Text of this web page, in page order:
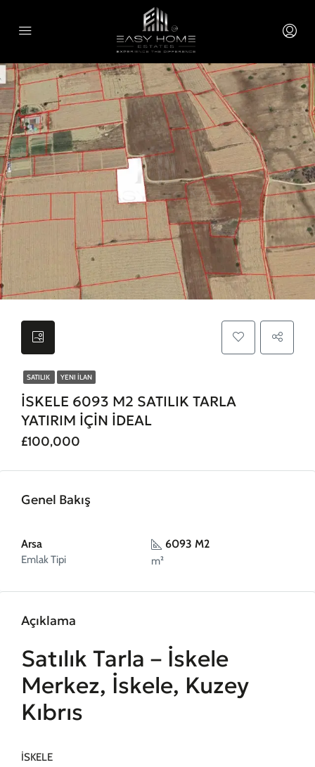
SATILIK YENI İLAN
İSKELE 6093 M2 SATILIK TARLA
YATIRIM İÇİN İDEAL
£100,000
Genel Bakış
Arsa
Emlak Tipi
6093 M2
m²
Açıklama
Satılık Tarla – İskele
Merkez, İskele, Kuzey
Kıbrıs
İSKELE